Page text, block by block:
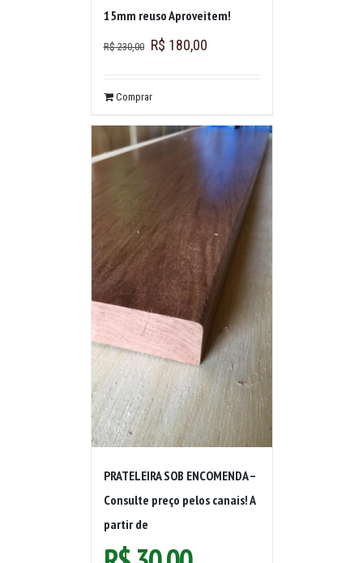
15mm reuso Aproveitem!
R$230,00 R$ 180,00
Comprar
PRATELEIRA SOB ENCOMENDA –
Consulte preço pelos canais! A
partir de